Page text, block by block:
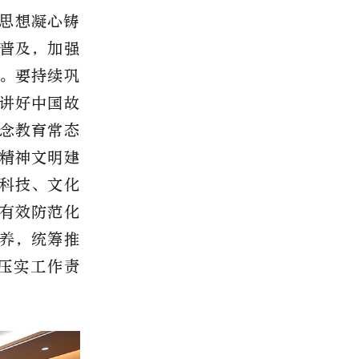
想凝心铸
及，加强
要持续巩
好中国故
教育常态
神文明建
技、文化
效防范化
，统筹推
实工作责